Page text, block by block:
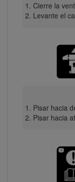
Cierre la
Levante el
Pisar hacia
Pisar hacia